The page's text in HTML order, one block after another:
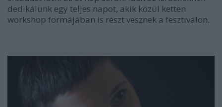
dedikálunk egy teljes napot, akik közül ketten
workshop formájában is részt vesznek a fesztiválon.